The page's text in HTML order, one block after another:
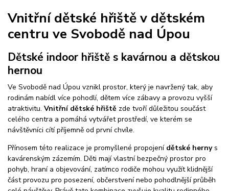
Vnitřní dětské hřiště v dětském
centru ve Svobodě nad Úpou
Dětské indoor hřiště s kavárnou a dětskou
hernou
Ve Svobodě nad Úpou vznikl prostor, který je navržený tak, aby
rodinám nabídl více pohodlí, dětem více zábavy a provozu vyšší
atraktivitu. Vnitřní dětské hřiště zde tvoří důležitou součást
celého centra a pomáhá vytvářet prostředí, ve kterém se
návštěvníci cítí příjemně od první chvíle.
Přínosem této realizace je promyšlené propojení dětské hernys
kavárenským zázemím. Děti mají vlastní bezpečný prostor pro
pohyb, hraní a objevování, zatímco rodiče mohou využít klidnější
část provozu pro posezení, občerstvení nebo pohodlnější průběh